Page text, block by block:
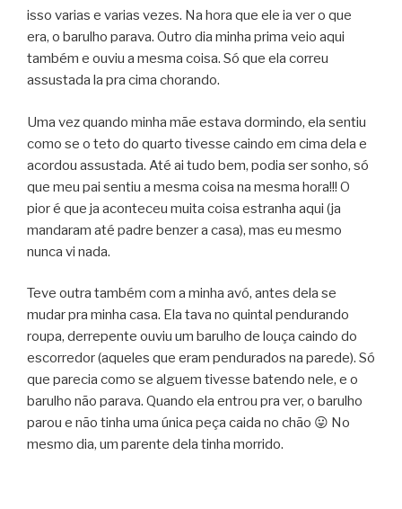
isso varias e varias vezes. Na hora que ele ia ver o que
era, o barulho parava. Outro dia minha prima veio aqui
também e ouviu a mesma coisa. Só que ela correu
assustada la pra cima chorando.
Uma vez quando minha mãe estava dormindo, ela sentiu
como se o teto do quarto tivesse caindo em cima dela e
acordou assustada. Até ai tudo bem, podia ser sonho, só
que meu pai sentiu a mesma coisa na mesma hora!!! O
pior é que ja aconteceu muita coisa estranha aqui (ja
mandaram até padre benzer a casa), mas eu mesmo
nunca vi nada.
Teve outra também com a minha avó, antes dela se
mudar pra minha casa. Ela tava no quintal pendurando
roupa, derrepente ouviu um barulho de louça caindo do
escorredor (aqueles que eram pendurados na parede). Só
que parecia como se alguem tivesse batendo nele, e o
barulho não parava. Quando ela entrou pra ver, o barulho
parou e não tinha uma única peça caida no chão 😛 No
mesmo dia, um parente dela tinha morrido.